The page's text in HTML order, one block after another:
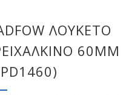
ΛΟΥΚΕΤΟ
60MM